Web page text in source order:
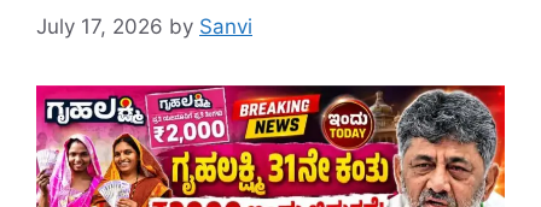
July 17, 2026 by Sanvi